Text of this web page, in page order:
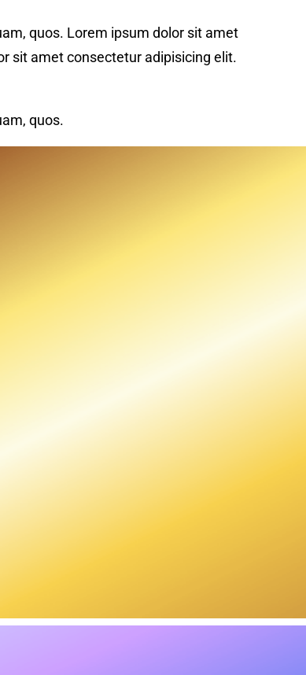
quos. Lorem ipsum dolor sit amet
sit amet consectetur adipisicing elit.
quos.